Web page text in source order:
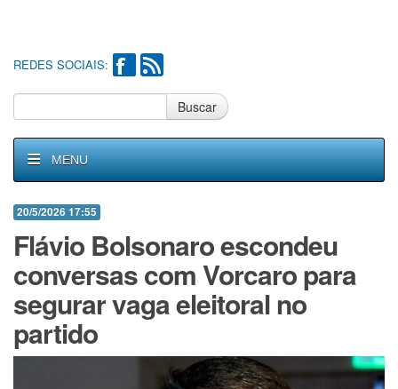
REDES SOCIAIS:
Buscar
MENU
20/5/2026 17:55
Flávio Bolsonaro escondeu
conversas com Vorcaro para
segurar vaga eleitoral no
partido